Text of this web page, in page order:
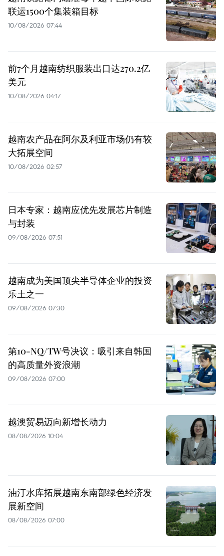
联运1500个集装箱目标
10/08/2026 07:44
前7个月越南纺织服装出口达270.2亿
美元
10/08/2026 04:17
越南农产品在阿尔及利亚市场仍有较
大拓展空间
10/08/2026 02:57
日本专家：越南应优先发展芯片制造
与封装
09/08/2026 07:51
越南成为美国顶尖半导体企业的投资
乐土之一
09/08/2026 07:30
第10-NQ/TW号决议：吸引来自韩国
的高质量外资浪潮
09/08/2026 07:00
越澳贸易迈向新增长动力
08/08/2026 10:04
油汀水库拓展越南东南部绿色经济发
展新空间
08/08/2026 07:00